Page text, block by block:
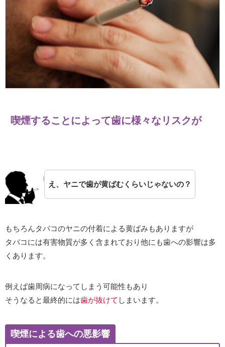
喫煙することによって歯に様々なリスクが
え、ヤニで歯が黄ばむくらいじゃないの？
もちろんタバコのヤニの付着による黄ばみもありますが
タバコには有害物質が多く含まれており他にも歯への影響は多
くあります。
例えば歯周病になってしまう可能性もあり
そうなると最終的には歯が抜けて しまいます。
喫煙による歯への悪影響